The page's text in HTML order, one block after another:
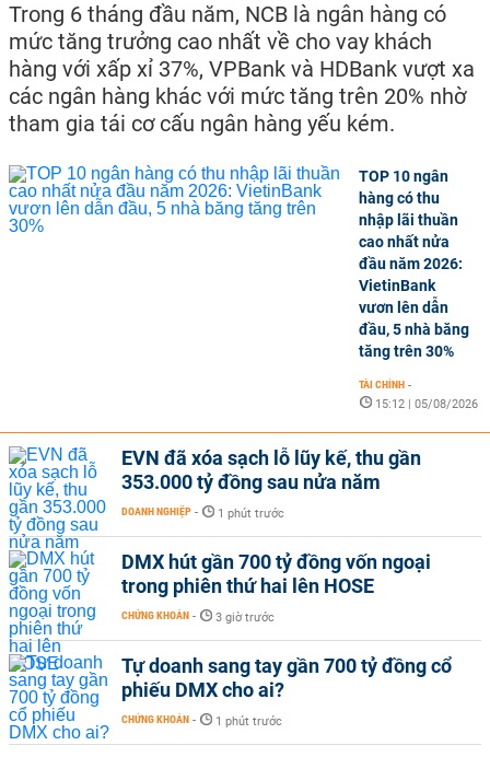
Trong 6 tháng đầu năm, NCB là ngân hàng có
mức tăng trưởng cao nhất về cho vay khách
hàng với xấp xỉ 37%, VPBank và HDBank vượt xa
các ngân hàng khác với mức tăng trên 20% nhờ
tham gia tái cơ cấu ngân hàng yếu kém.
TOP 10 ngân
hàng có thu
nhập lãi thuần
cao nhất nửa
đầu năm 2026:
VietinBank
vươn lên dẫn
đầu, 5 nhà băng
tăng trên 30%
TÀI CHÍNH -
15:12 | 05/08/2026
EVN đã xóa sạch lỗ lũy kế, thu gần
353.000 tỷ đồng sau nửa năm
DOANH NGHIỆP - 1 phút trước
DMX hút gần 700 tỷ đồng vốn ngoại
trong phiên thứ hai lên HOSE
CHỨNG KHOÁN - 3 giờ trước
Tự doanh sang tay gần 700 tỷ đồng cổ
phiếu DMX cho ai?
CHỨNG KHOÁN - 1 phút trước